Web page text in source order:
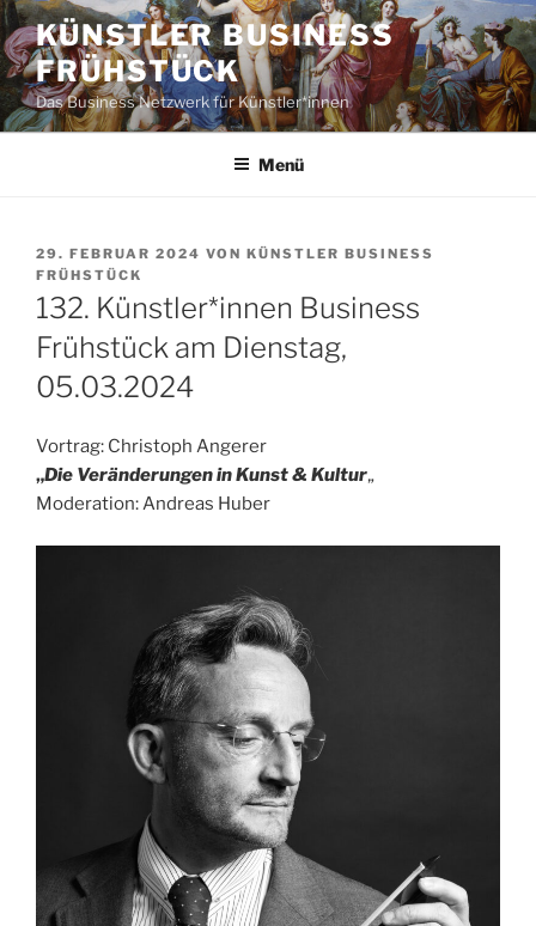
Zum
Inhalt
springen
KÜNSTLER BUSINESS
FRÜHSTÜCK
Das Business Netzwerk für Künstler*innen
Menü
VERÖFFENTLICHT
AM
29. FEBRUAR 2024 VON KÜNSTLER BUSINESS
FRÜHSTÜCK
132. Künstler*innen Business
Frühstück am Dienstag,
05.03.2024
Vortrag: Christoph Angerer
„Die Veränderungen in Kunst & Kultur„
Moderation: Andreas Huber